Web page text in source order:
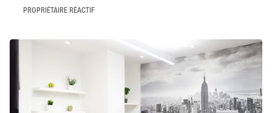
PROPRIÉTAIRE RÉACTIF